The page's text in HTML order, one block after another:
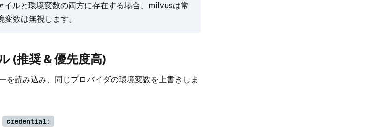
ルと環境変数の両方に存在する場合、milvusは常
数は無視します。
(推奨 & 優先度高)
を読み込み、同じプロバイダの環境変数を上書きしま
credential: